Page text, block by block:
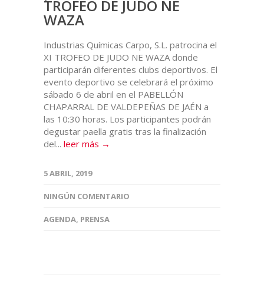
TROFEO DE JUDO NE
WAZA
Industrias Químicas Carpo, S.L. patrocina el
XI TROFEO DE JUDO NE WAZA donde
participarán diferentes clubs deportivos. El
evento deportivo se celebrará el próximo
sábado 6 de abril en el PABELLÓN
CHAPARRAL DE VALDEPEÑAS DE JAÉN a
las 10:30 horas. Los participantes podrán
degustar paella gratis tras la finalización
del... leer más →
5 ABRIL, 2019
NINGÚN COMENTARIO
AGENDA, PRENSA